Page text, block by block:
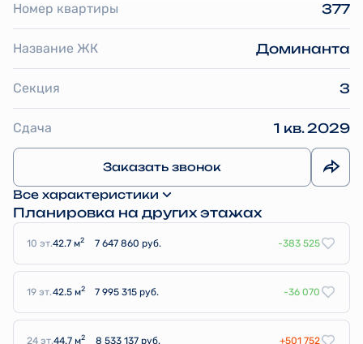
Номер квартиры 377
Название ЖК Доминанта
Секция 3
Сдача 1 кв. 2029
Заказать звонок
Все характеристики
Планировка на других этажах
10 эт.42.7 м2 7 647 860 руб. -383 525
19 эт.42.5 м2 7 995 315 руб. -36 070
24 эт.44.7 м2 8 533 137 руб. +501 752